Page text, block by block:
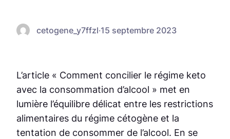
cetogene_y7ffzl·15 septembre 2023
L’article « Comment concilier le régime keto
avec la consommation d’alcool » met en
lumière l’équilibre délicat entre les restrictions
alimentaires du régime cétogène et la
tentation de consommer de l’alcool. En se